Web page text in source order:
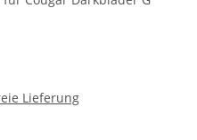
Lieferung